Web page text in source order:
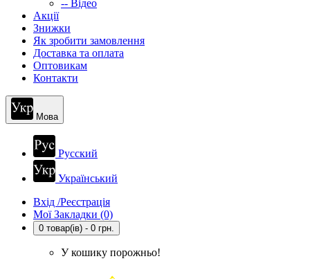
-- Відео
Акції
Знижки
Як зробити замовлення
Доставка та оплата
Оптовикам
Контакти
Мова
Русский
Український
Вхід /Реєстрація
Мої Закладки (0)
0 товар(ів) - 0 грн.
У кошику порожньо!